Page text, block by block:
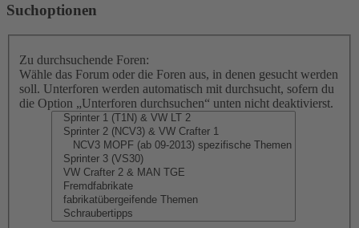
Suchoptionen
Zu durchsuchende Foren:
Wähle das Forum oder die Foren aus, in denen gesucht werden
soll. Unterforen werden automatisch mit durchsucht, sofern du
die Option „Unterforen durchsuchen“ unten nicht deaktivierst.